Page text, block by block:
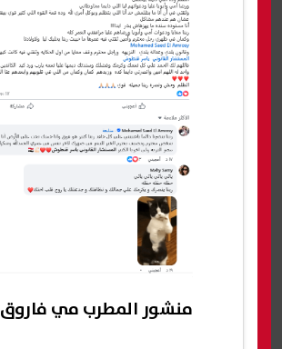
منشور المطرب مي فاروق